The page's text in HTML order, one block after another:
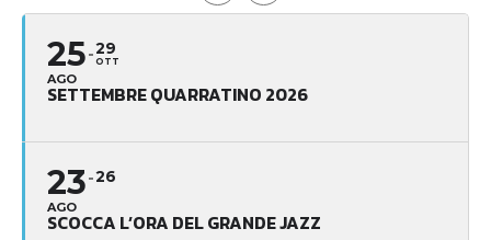
25
AGO
29
OTT
SETTEMBRE QUARRATINO 2026
23
AGO
26
SCOCCA L’ORA DEL GRANDE JAZZ